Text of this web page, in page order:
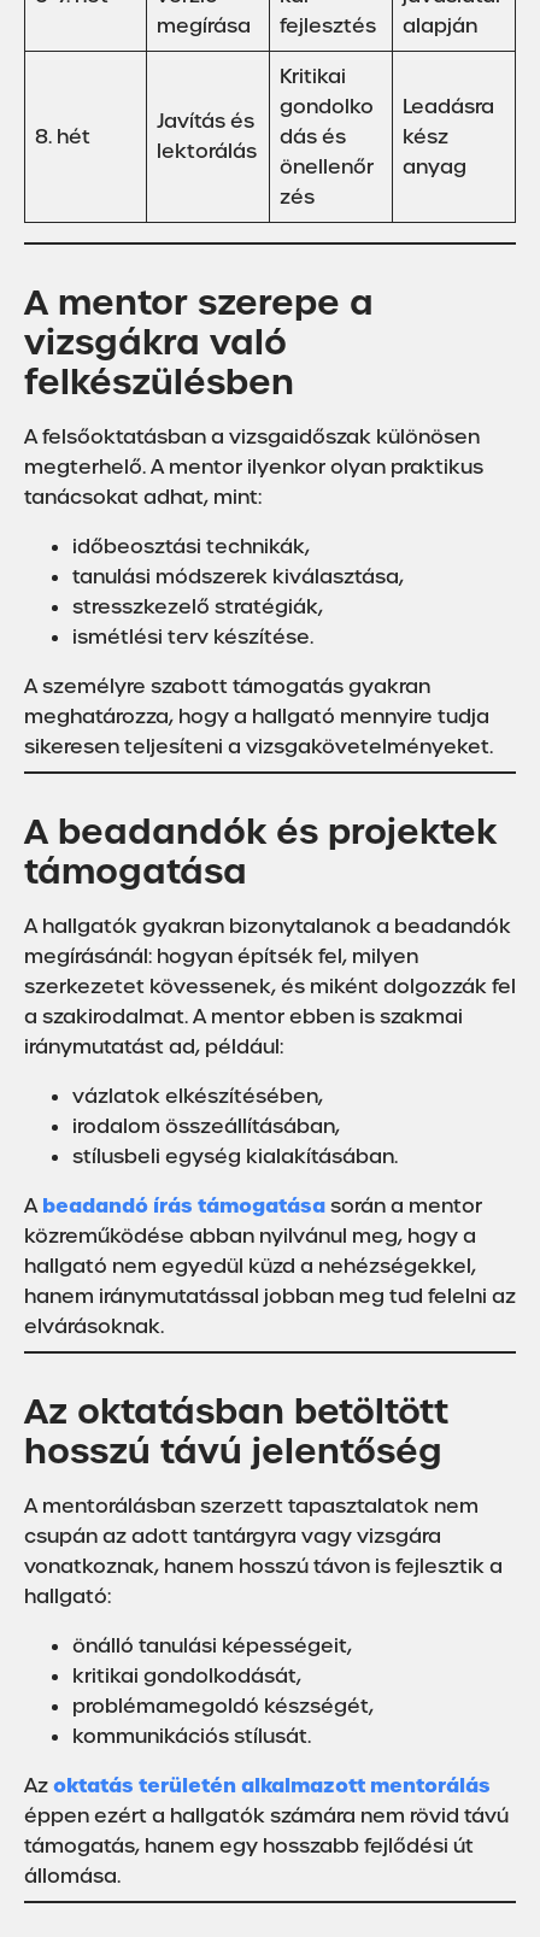
megírása
fejlesztés
alapján
8. hét
Javítás és
lektorálás
Kritikai
gondolko
dás és
önellenőr
zés
Leadásra
kész
anyag
A mentor szerepe a
vizsgákra való
felkészülésben
A felsőoktatásban a vizsgaidőszak különösen
megterhelő. A mentor ilyenkor olyan praktikus
tanácsokat adhat, mint:
időbeosztási technikák,
tanulási módszerek kiválasztása,
stresszkezelő stratégiák,
ismétlési terv készítése.
A személyre szabott támogatás gyakran
meghatározza, hogy a hallgató mennyire tudja
sikeresen teljesíteni a vizsgakövetelményeket.
A beadandók és projektek
támogatása
A hallgatók gyakran bizonytalanok a beadandók
megírásánál: hogyan építsék fel, milyen
szerkezetet kövessenek, és miként dolgozzák fel
a szakirodalmat. A mentor ebben is szakmai
iránymutatást ad, például:
vázlatok elkészítésében,
irodalom összeállításában,
stílusbeli egység kialakításában.
Abeadandó írás támogatásasorán a mentor
közreműködése abban nyilvánul meg, hogy a
hallgató nem egyedül küzd a nehézségekkel,
hanem iránymutatással jobban meg tud felelni az
elvárásoknak.
Az oktatásban betöltött
hosszú távú jelentőség
A mentorálásban szerzett tapasztalatok nem
csupán az adott tantárgyra vagy vizsgára
vonatkoznak, hanem hosszú távon is fejlesztik a
hallgató:
önálló tanulási képességeit,
kritikai gondolkodását,
problémamegoldó készségét,
kommunikációs stílusát.
Azoktatás területén alkalmazott mentorálás
éppen ezért a hallgatók számára nem rövid távú
támogatás, hanem egy hosszabb fejlődési út
állomása.